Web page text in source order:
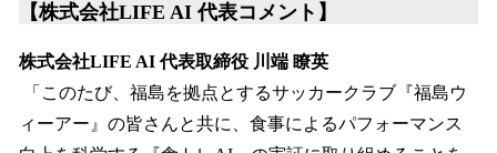
【株式会社LIFE AI 代表コメント】
株式会社LIFE AI 代表取締役 川端 瞭英
「このたび、福島を拠点とするサッカークラブ『福島ウ
ィーアー』の皆さんと共に、食事によるパフォーマンス